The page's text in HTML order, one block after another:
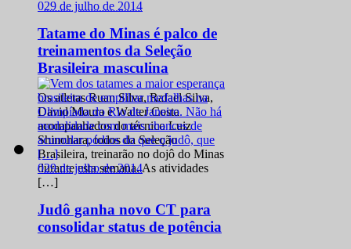
029 de julho de 2014
Tatame do Minas é palco de
treinamentos da Seleção
Brasileira masculina
Os atletas Ruan Silva, Rafael Silva,
David Moura e Walter Costa
acompanhados do técnico Luiz
Shinohara, todos da Seleção
Brasileira, treinarão no dojô do Minas
durante esta semana. As atividades
[…]
029 de julho de 2014
Judô ganha novo CT para
consolidar status de potência